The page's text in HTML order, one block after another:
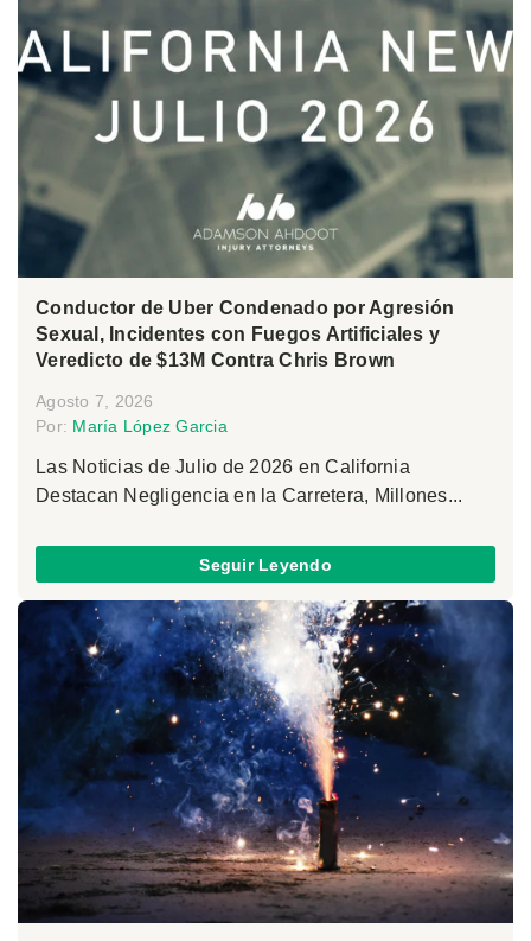
Conductor de Uber Condenado por Agresión
Sexual, Incidentes con Fuegos Artificiales y
Veredicto de $13M Contra Chris Brown
Agosto 7, 2026
Por: María López Garcia
Las Noticias de Julio de 2026 en California
Destacan Negligencia en la Carretera, Millones...
Seguir Leyendo